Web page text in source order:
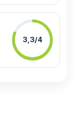
3,3/4